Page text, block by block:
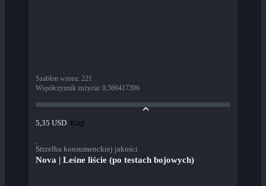
Szablon wzoru: 221
Współczynnik zużycia: 0,566417396
5,35 USD Kup
Strzelba konsumenckiej jakości
Nova | Leśne liście (po testach bojowych)